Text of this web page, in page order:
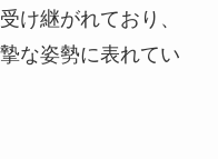
け継がれており、
な姿勢に表れてい